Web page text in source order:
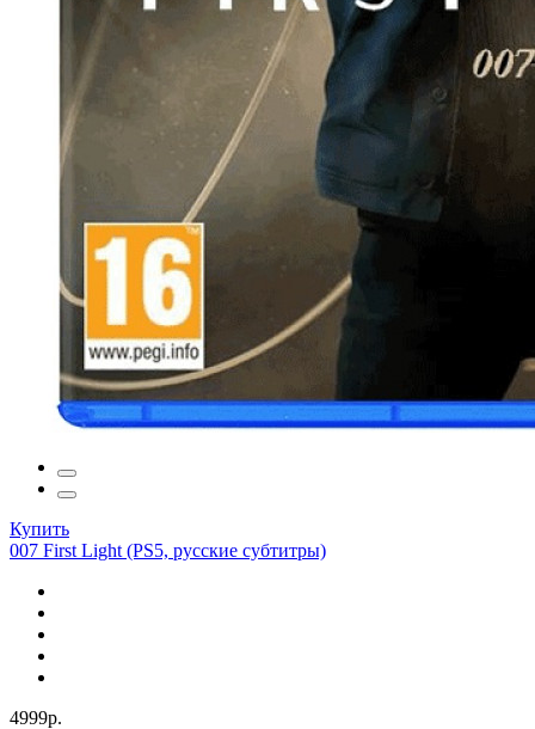
Купить
007 First Light (PS5, русские субтитры)
4999р.